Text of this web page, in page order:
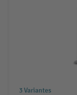
3 Variantes